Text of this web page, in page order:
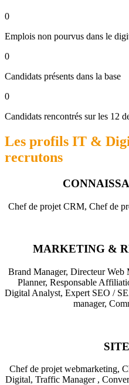
0
Emplois non pourvus dans le
0
Candidats présents dans la base
0
Candidats rencontrés sur les 12
Les profils IT &
recrutons
Chef de projet CRM, Chef de
MARKETING &
Brand Manager, Directeur
Planner, Responsable
Digital Analyst, Expert SEO /
manager,
Chef de projet webmarketing,
Digital, Traffic Manager ,